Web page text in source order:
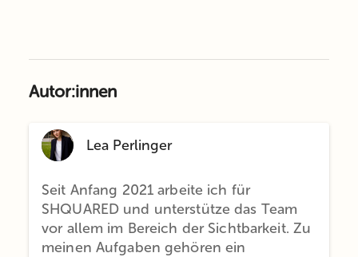
Autor:innen
Lea Perlinger
Seit Anfang 2021 arbeite ich für
SHQUARED und unterstütze das Team
vor allem im Bereich der Sichtbarkeit. Zu
meinen Aufgaben gehören ein